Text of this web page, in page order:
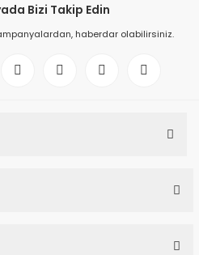
Bizi Takip Edin
haberdar olabilirsiniz.